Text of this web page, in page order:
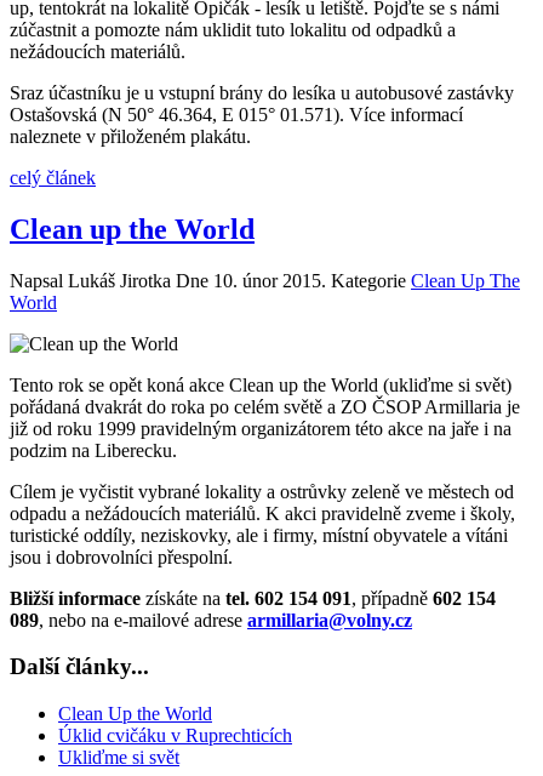
up, tentokrát na lokalitě Opičák - lesík u letiště. Pojďte se s námi
zúčastnit a pomozte nám uklidit tuto lokalitu od odpadků a
nežádoucích materiálů.
Sraz účastníku je u vstupní brány do lesíka u autobusové zastávky
Ostašovská (N 50° 46.364, E 015° 01.571). Více informací
naleznete v přiloženém plakátu.
celý článek
Clean up the World
Napsal Lukáš Jirotka Dne 10. únor 2015. Kategorie Clean Up The
World
Tento rok se opět koná akce Clean up the World (ukliďme si svět)
pořádaná dvakrát do roka po celém světě a ZO ČSOP Armillaria je
již od roku 1999 pravidelným organizátorem této akce na jaře i na
podzim na Liberecku.
Cílem je vyčistit vybrané lokality a ostrůvky zeleně ve městech od
odpadu a nežádoucích materiálů. K akci pravidelně zveme i školy,
turistické oddíly, neziskovky, ale i firmy, místní obyvatele a vítáni
jsou i dobrovolníci přespolní.
Bližší informace získáte na tel. 602 154 091, případně 602 154
089, nebo na e-mailové adrese armillaria@volny.cz
Další články...
Clean Up the World
Úklid cvičáku v Ruprechticích
Ukliďme si svět